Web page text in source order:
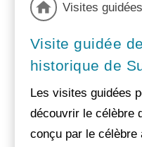
Visites guidées
Visite guidée
historique de
Les visites guidées
découvrir le célèbre
conçu par le célèbre